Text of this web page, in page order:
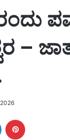
–
LinkedIn